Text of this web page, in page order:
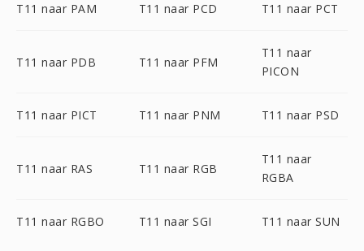
T11 naar PAM T11 naar PCD T11 naar PCT
T11 naar PDB T11 naar PFM
T11 naar
PICON
T11 naar PICT T11 naar PNM T11 naar PSD
T11 naar RAS T11 naar RGB
T11 naar
RGBA
T11 naar RGBO T11 naar SGI T11 naar SUN